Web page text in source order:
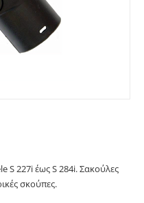
S 227i έως S 284i. Σακούλες
σκούπες.